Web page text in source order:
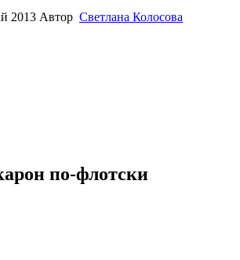
2013 Автор Светлана Колосова
по-флотски